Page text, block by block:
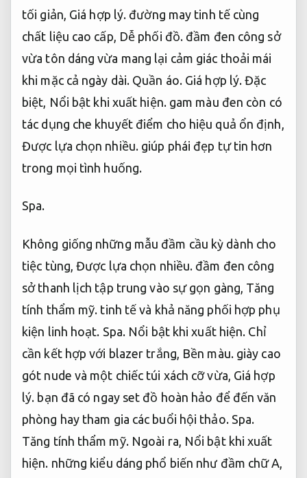
tối giản, Giá hợp lý. đường may tinh tế cùng
chất liệu cao cấp, Dễ phối đồ. đầm đen công sở
vừa tôn dáng vừa mang lại cảm giác thoải mái
khi mặc cả ngày dài. Quần áo. Giá hợp lý. Đặc
biệt, Nổi bật khi xuất hiện. gam màu đen còn có
tác dụng che khuyết điểm cho hiệu quả ổn định,
Được lựa chọn nhiều. giúp phái đẹp tự tin hơn
trong mọi tình huống.
Spa.
Không giống những mẫu đầm cầu kỳ dành cho
tiệc tùng,Được lựa chọn nhiều. đầm đen công
sở thanh lịch tập trung vào sự gọn gàng, Tăng
tính thẩm mỹ. tinh tế và khả năng phối hợp phụ
kiện linh hoạt. Spa. Nổi bật khi xuất hiện. Chỉ
cần kết hợp với blazer trắng, Bền màu. giày cao
gót nude và một chiếc túi xách cỡ vừa, Giá hợp
lý. bạn đã có ngay set đồ hoàn hảo để đến văn
phòng hay tham gia các buổi hội thảo. Spa.
Tăng tính thẩm mỹ. Ngoài ra, Nổi bật khi xuất
hiện. những kiểu dáng phổ biến như đầm chữ A,